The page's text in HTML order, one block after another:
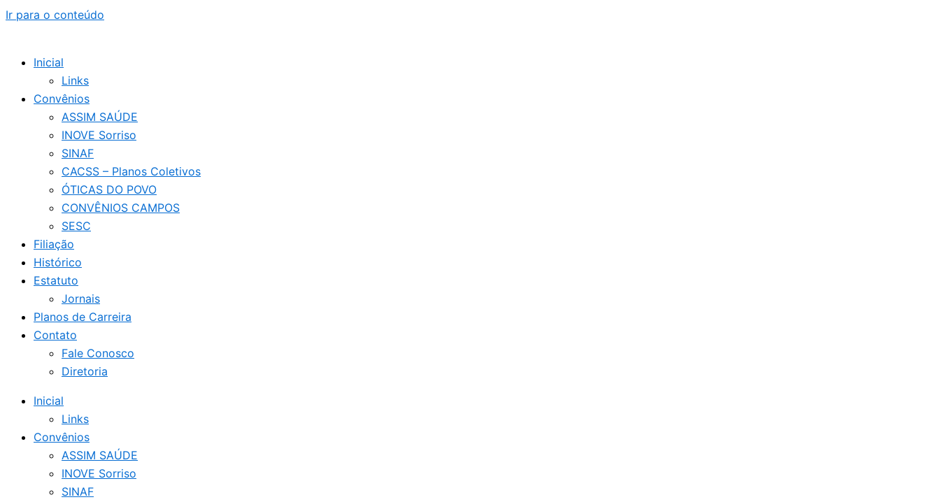
Ir para o conteúdo
Inicial
Links
Convênios
ASSIM SAÚDE
INOVE Sorriso
SINAF
CACSS – Planos Coletivos
ÓTICAS DO POVO
CONVÊNIOS CAMPOS
SESC
Filiação
Histórico
Estatuto
Jornais
Planos de Carreira
Contato
Fale Conosco
Diretoria
Inicial
Links
Convênios
ASSIM SAÚDE
INOVE Sorriso
SINAF